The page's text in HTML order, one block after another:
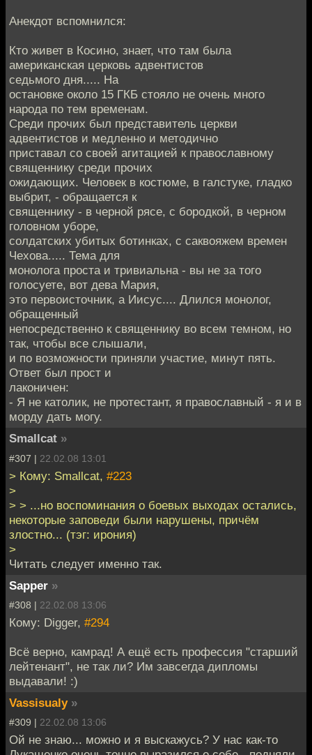
Анекдот вспомнился:
Кто живет в Косино, знает, что там была
американская церковь адвентистов
седьмого дня..... На
остановке около 15 ГКБ стояло не очень много
народа по тем временам.
Среди прочих был представитель церкви
адвентистов и медленно и методично
приставал со своей агитацией к православному
священнику среди прочих
ожидающих. Человек в костюме, в галстуке, гладко
выбрит, - обращается к
священнику - в черной рясе, с бородкой, в черном
головном уборе,
солдатских убитых ботинках, с саквояжем времен
Чехова..... Тема для
монолога проста и тривиальна - вы не за того
голосуете, вот дева Мария,
это первоисточник, а Иисус.... Длился монолог,
обращенный
непосредственно к священнику во всем темном, но
так, чтобы все слышали,
и по возможности приняли участие, минут пять.
Ответ был прост и
лаконичен:
- Я не католик, не протестант, я православный - я и в
морду дать могу.
Smallcat »
#307 | 22.02.08 13:01
> Кому: Smallcat, #223
>
> > ...но воспоминания о боевых выходах остались,
некоторые заповеди были нарушены, причём
злостно... (тэг: ирония)
>
Читать следует именно так.
Sapper »
#308 | 22.02.08 13:06
Кому: Digger, #294
Всё верно, камрад! А ещё есть профессия "старший
лейтенант", не так ли? Им завсегда дипломы
выдавали! :)
Vassisualy »
#309 | 22.02.08 13:06
Ой не знаю... можно и я выскажусь? У нас как-то